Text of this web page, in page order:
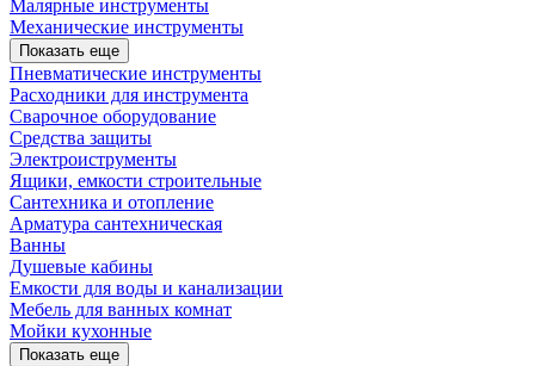
Малярные инструменты
Механические инструменты
Показать еще
Пневматические инструменты
Расходники для инструмента
Сварочное оборудование
Средства защиты
Электроиструменты
Ящики, емкости строительные
Сантехника и отопление
Арматура сантехническая
Ванны
Душевые кабины
Емкости для воды и канализации
Мебель для ванных комнат
Мойки кухонные
Показать еще